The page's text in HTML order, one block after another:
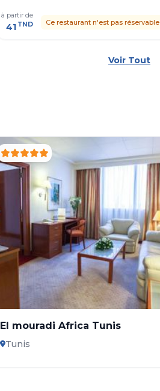
à partir de
41 TND Ce restaurant n'est pas réservable.
Voir Tout
El mouradi Africa Tunis
Tunis